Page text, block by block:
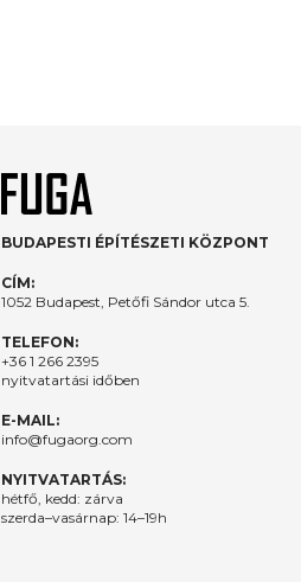
BUDAPESTI ÉPÍTÉSZETI KÖZPONT
CÍM:
1052 Budapest, Petőfi Sándor utca 5.
TELEFON:
+36 1 266 2395
nyitvatartási időben
E-MAIL:
info@fugaorg.com
NYITVATARTÁS:
hétfő, kedd: zárva
szerda–vasárnap: 14–19h